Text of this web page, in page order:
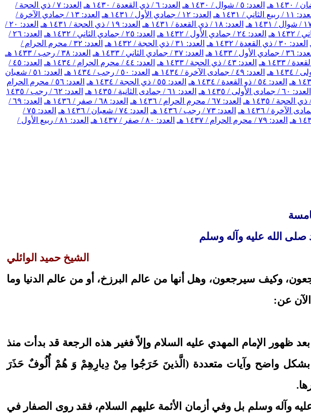
العدد: ٥ / شوال / ١٤٣٠ هـ العدد: ٦ / ذي القعدة / ١٤٣٠ هـ
العدد: ٧ / ذي الحجة /
١١ / ربيع الثاني / ١٤٣١ هـ العدد: ١٢ / جمادي الأول / ١٤٣١ هـ
العدد: ١٣ / جمادي الآخرة /
العدد: ١٨ / ذي القعدة / ١٤٣١ هـ العدد: ١٩ / ذي الحجة / ١٤٣١ هـ
العدد: ٢٠ /
العدد: ٢٤ / جمادي الأول / ١٤٣٢ هـ العدد: ٢٥ / جمادي الثاني / ١٤٣٢ هـ
العدد: ٢٦ /
العدد: ٣٠ / ذي القعدة / ١٤٣٢ هـ العدد: ٣١ / ذي الحجة / ١٤٣٢ هـ
العدد: ٣٢ / محرم الحرام /
٣٦ / جمادي الأول / ١٤٣٣ هـ العدد: ٣٧ / جمادي الثاني / ١٤٣٣ هـ
العدد: ٣٨ / رجب / ١٤٣٣ هـ
العدد: ٤٣ / ذي الحجة / ١٤٣٣ هـ العدد: ٤٤ / محرم الحرام / ١٤٣٤ هـ
العدد: ٤٥ /
العدد: ٤٩ / جمادى الآخرة / ١٤٣٤ هـ العدد: ٥٠ / رجب / ١٤٣٤ هـ
العدد: ٥١ / شعبان
العدد: ٥٤ / ذو القعدة / ١٤٣٤ هـ العدد: ٥٥ / ذي الحجة / ١٤٣٤ هـ
العدد: ٥٦ / محرم الحرام
العدد: ٦٠ / جمادى الأولى / ١٤٣٥ هـ العدد: ٦١ / جمادى الثانية / ١٤٣٥ هـ
العدد: ٦٢ / رجب / ١٤٣٥
العدد: ٦٧ / محرم الحرام / ١٤٣٦ هـ العدد: ٦٨ / صفر / ١٤٣٦ هـ
العدد: ٦٩ /
العدد: ٧٣ / رجب / ١٤٣٦ هـ العدد: ٧٤ / شعبان / ١٤٣٦ هـ
العدد: ٧٥ /
العدد: ٧٩ / محرم الحرام / ١٤٣٧ هـ العدد: ٨٠ / صفر / ١٤٣٧ هـ
العدد: ٨١ / ربيع الأول /
الله عليه وآله وسلم
الشيخ حميد الوائلي
وكيف سيرجعون، وهل أنها من عالم البرزخ، أو من عالم الدنيا وما
عن:
الإمام المهدي عليه السلام وإلاّ فغير هذه الرجعة قد بدأت منذ
واضح وآيات متعددة (الَّذينَ خَرَجُوا مِنْ دِيارِهِمْ وَ هُمْ أُلُوفٌ حَذَرَ
وآله وسلم بل وفي أزمان الأئمة عليهم السلام، فقد روى الصفار في